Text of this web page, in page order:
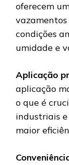
oferecem
condições
umidade e
Aplicação
aplicação
o que é
industriais
maior